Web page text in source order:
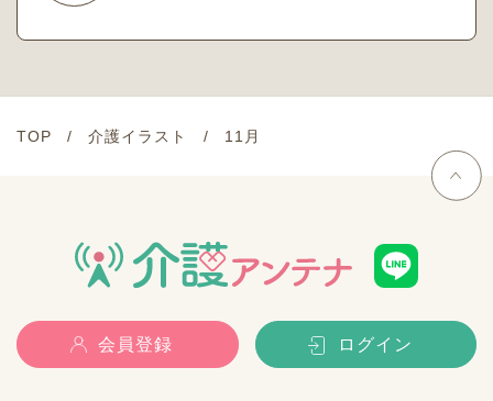
TOP 介護イラスト 11月
会員登録 ログイン